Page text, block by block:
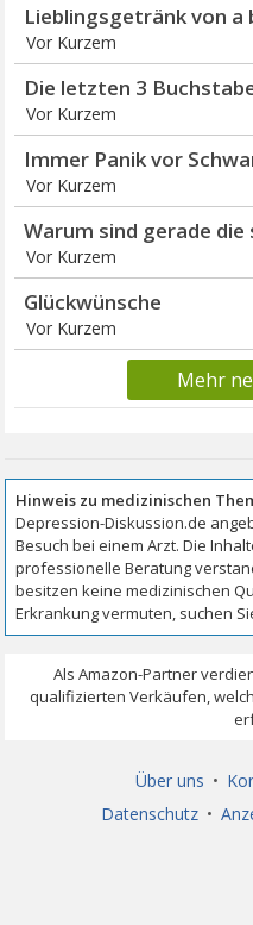
Lieblingsgetränk von a
Vor Kurzem
Die letzten 3
Vor Kurzem
Immer Panik vor
Vor Kurzem
Warum sind gerade
Vor Kurzem
Glückwünsche
Vor Kurzem
Mehr
Über uns •
Datenschutz •